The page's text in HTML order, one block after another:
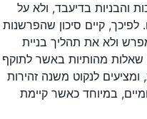
והבניות בדיעבד, ולא על
קיים סיכון שהפרשנות
ולא את תהליך בניית
מהותיות באשר לתוקף
לנקוט משנה זהירות
במיוחד כאשר קיימת